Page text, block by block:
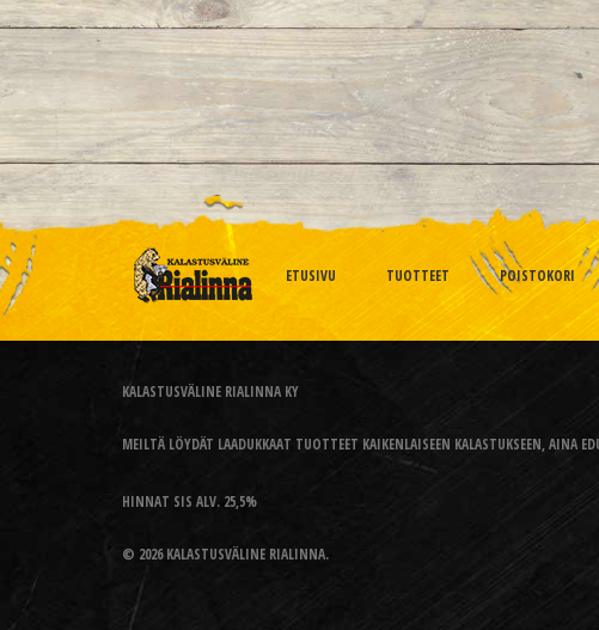
ETUSIVU TUOTTEET POISTOKORI
KALASTUSVÄLINE RIALINNA KY
MEILTÄ LÖYDÄT LAADUKKAAT TUOTTEET KAIKENLAISEEN KALASTUKSEEN, AINA
HINNAT SIS ALV. 25,5%
© 2026 KALASTUSVÄLINE RIALINNA.